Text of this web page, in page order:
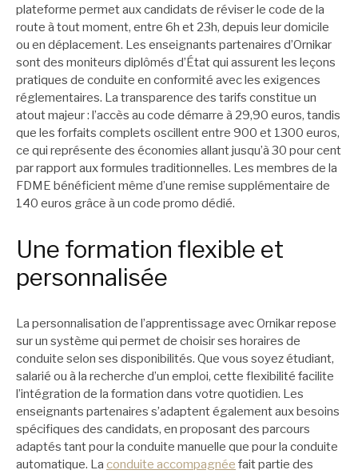
plateforme permet aux candidats de réviser le code de la
route à tout moment, entre 6h et 23h, depuis leur domicile
ou en déplacement. Les enseignants partenaires d’Ornikar
sont des moniteurs diplômés d’État qui assurent les leçons
pratiques de conduite en conformité avec les exigences
réglementaires. La transparence des tarifs constitue un
atout majeur : l’accès au code démarre à 29,90 euros, tandis
que les forfaits complets oscillent entre 900 et 1300 euros,
ce qui représente des économies allant jusqu’à 30 pour cent
par rapport aux formules traditionnelles. Les membres de la
FDME bénéficient même d’une remise supplémentaire de
140 euros grâce à un code promo dédié.
Une formation flexible et
personnalisée
La personnalisation de l’apprentissage avec Ornikar repose
sur un système qui permet de choisir ses horaires de
conduite selon ses disponibilités. Que vous soyez étudiant,
salarié ou à la recherche d’un emploi, cette flexibilité facilite
l’intégration de la formation dans votre quotidien. Les
enseignants partenaires s’adaptent également aux besoins
spécifiques des candidats, en proposant des parcours
adaptés tant pour la conduite manuelle que pour la conduite
automatique. La conduite accompagnée fait partie des